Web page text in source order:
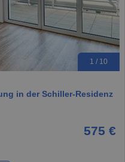
1 / 10
in der Schiller-Residenz
575 €